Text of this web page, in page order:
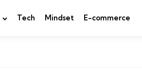
Tech Mindset E-commerce